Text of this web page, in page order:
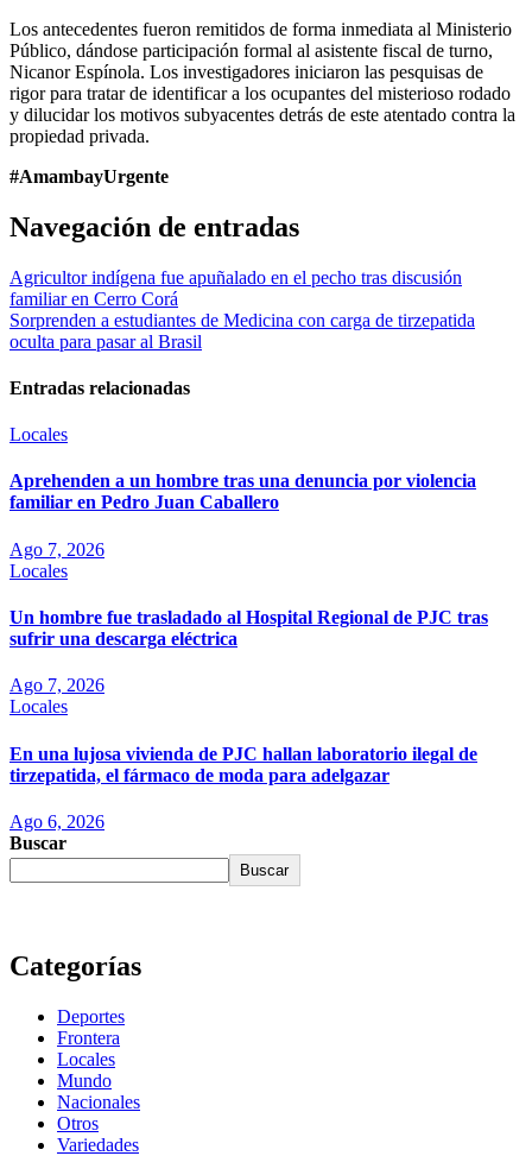
Los antecedentes fueron remitidos de forma inmediata al Ministerio
Público, dándose participación formal al asistente fiscal de turno,
Nicanor Espínola. Los investigadores iniciaron las pesquisas de
rigor para tratar de identificar a los ocupantes del misterioso rodado
y dilucidar los motivos subyacentes detrás de este atentado contra la
propiedad privada.
#AmambayUrgente
Navegación de entradas
Agricultor indígena fue apuñalado en el pecho tras discusión
familiar en Cerro Corá
Sorprenden a estudiantes de Medicina con carga de tirzepatida
oculta para pasar al Brasil
Entradas relacionadas
Locales
Aprehenden a un hombre tras una denuncia por violencia
familiar en Pedro Juan Caballero
Ago 7, 2026
Locales
Un hombre fue trasladado al Hospital Regional de PJC tras
sufrir una descarga eléctrica
Ago 7, 2026
Locales
En una lujosa vivienda de PJC hallan laboratorio ilegal de
tirzepatida, el fármaco de moda para adelgazar
Ago 6, 2026
Buscar
Buscar
Categorías
Deportes
Frontera
Locales
Mundo
Nacionales
Otros
Variedades